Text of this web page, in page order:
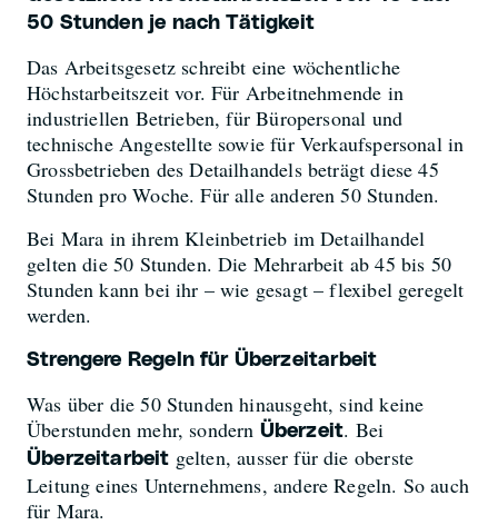
50 Stunden je nach Tätigkeit
Das Arbeitsgesetz schreibt eine wöchentliche
Höchstarbeitszeit vor. Für Arbeitnehmende in
industriellen Betrieben, für Büropersonal und
technische Angestellte sowie für Verkaufspersonal in
Grossbetrieben des Detailhandels beträgt diese 45
Stunden pro Woche. Für alle anderen 50 Stunden.
Bei Mara in ihrem Kleinbetrieb im Detailhandel
gelten die 50 Stunden. Die Mehrarbeit ab 45 bis 50
Stunden kann bei ihr – wie gesagt – flexibel geregelt
werden.
Strengere Regeln für Überzeitarbeit
Was über die 50 Stunden hinausgeht, sind keine
Überstunden mehr, sondern Überzeit. Bei
Überzeitarbeit gelten, ausser für die oberste
Leitung eines Unternehmens, andere Regeln. So auch
für Mara.